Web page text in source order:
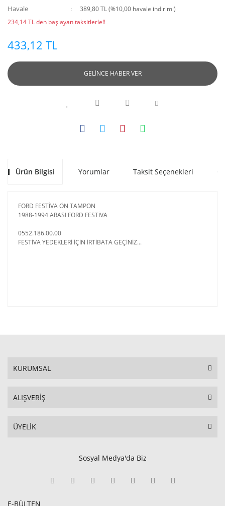
Havale
389,80 TL (%10,00 havale indirimi)
234,14 TL den başlayan taksitlerle!!
433,12 TL
GELİNCE HABER VER
Ürün Bilgisi Yorumlar Taksit Seçenekleri
FORD FESTİVA ÖN TAMPON
1988-1994 ARASI FORD FESTİVA
0552.186.00.00
FESTİVA YEDEKLERİ İÇİN İRTİBATA GEÇİNİZ...
KURUMSAL
ALIŞVERİŞ
ÜYELİK
Sosyal Medya'da Biz
E-BÜLTEN